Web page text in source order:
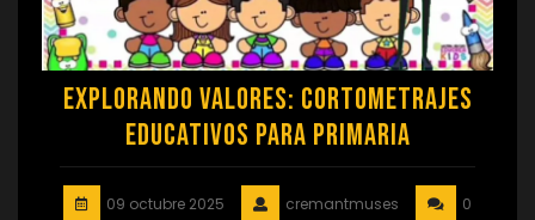
Explorando Valores: Cortometrajes
Educativos para Primaria
09 octubre 2025 cremantmuses
0